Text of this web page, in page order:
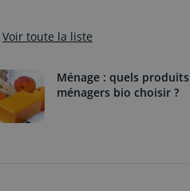
Voir toute la liste
Ménage : quels produits
ménagers bio choisir ?